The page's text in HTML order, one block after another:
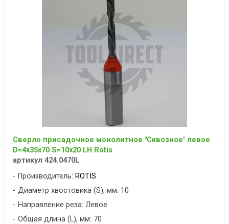
Сверло присадочное монолитное "Сквозное" левое
D=4x35x70 S=10x20 LH Rotis
артикул 424.0470L
Производитель: ROTIS
Диаметр хвостовика (S), мм: 10
Направление реза: Левое
Общая длина (L), мм: 70